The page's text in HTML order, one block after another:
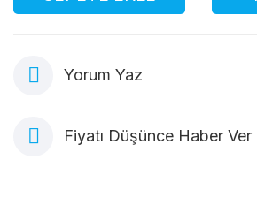
Yorum Yaz
Fiyatı Düşünce Haber Ver